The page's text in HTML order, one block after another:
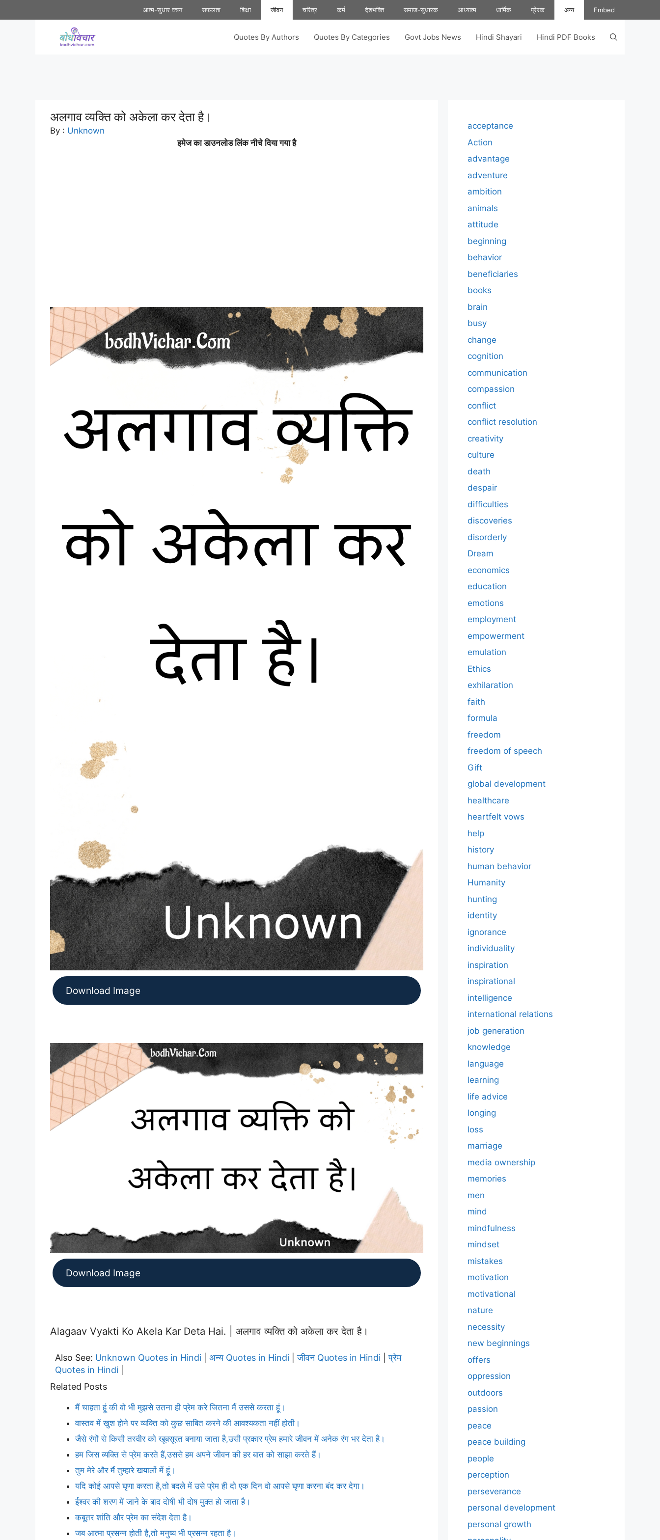
to
आत्म-सुधार वचन सफलता शिक्षा जीवन चरित्र कर्म देशभक्ति समाज-सुधारक आध्यात्म धार्मिक प्रेरक अन्य Embed
Quotes By Authors Quotes By Categories Govt Jobs News Hindi Shayari Hindi PDF Books
अलगाव व्यक्ति को अकेला कर देता है।
By : Unknown
इमेज का डाउनलोड लिंक नीचे दिया गया है
Download Image
Download Image
Alagaav Vyakti Ko Akela Kar Deta Hai. | अलगाव व्यक्ति को अकेला कर देता है।
Also See: Unknown Quotes in Hindi अन्य Quotes in Hindi |जीवन Quotes in Hindi |प्रेम
Quotes in Hindi
Related Posts
मैं चाहता हूं की वो भी मुझसे उतना ही प्रेम करे जितना मैं उससे करता हूं।
वास्तव में खुश होने पर व्यक्ति को कुछ साबित करने की आवश्यकता नहीं होती।
जैसे रंगों से किसी तस्वीर को खूबसूरत बनाया जाता है,उसी प्रकार प्रेम हमारे जीवन में अनेक रंग भर देता है।
हम जिस व्यक्ति से प्रेम करते हैं,उससे हम अपने जीवन की हर बात को साझा करते हैं।
तुम मेरे और मैं तुम्हारे खयालों में हूं।
यदि कोई आपसे घृणा करता है,तो बदले में उसे प्रेम ही दो एक दिन वो आपसे घृणा करना बंद कर देगा।
ईश्वर की शरण में जाने के बाद दोषी भी दोष मुक्त हो जाता है।
कबूतर शांति और प्रेम का संदेश देता है।
जब आत्मा प्रसन्न होती है,तो मनुष्य भी प्रसन्न रहता है।
acceptance
Action
advantage
adventure
ambition
animals
attitude
beginning
behavior
beneficiaries
books
brain
busy
change
cognition
communication
compassion
conflict
conflict resolution
creativity
culture
death
despair
difficulties
discoveries
disorderly
Dream
economics
education
emotions
employment
empowerment
emulation
Ethics
exhilaration
faith
formula
freedom
freedom of speech
Gift
global development
healthcare
heartfelt vows
help
history
human behavior
Humanity
hunting
identity
ignorance
individuality
inspiration
inspirational
intelligence
international relations
job generation
knowledge
language
learning
life advice
longing
loss
marriage
media ownership
memories
men
mind
mindfulness
mindset
mistakes
motivation
motivational
nature
necessity
new beginnings
offers
oppression
outdoors
passion
peace
peace building
people
perception
perseverance
personal development
personal growth